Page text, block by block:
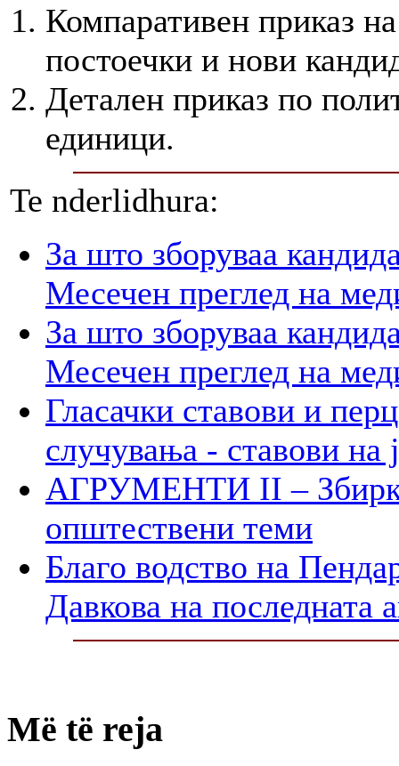
Компаративен приказ
постоечки и нови
Детален приказ по
единици.
Te nderlidhura:
За што зборуваа
Месечен преглед на
За што зборуваа
Месечен преглед на
Гласачки ставови и
случувања - ставови на
АГРУМЕНТИ II –
општествени теми
Благо водство на
Давкова на последната
Më të reja